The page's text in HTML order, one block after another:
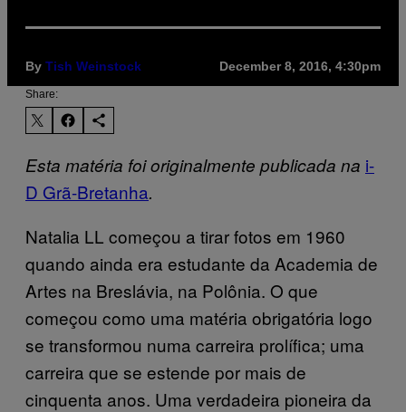
By Tish Weinstock December 8, 2016, 4:30pm
Share:
Esta matéria foi originalmente publicada na i-
D Grã-Bretanha.
Natalia LL começou a tirar fotos em 1960
quando ainda era estudante da Academia de
Artes na Breslávia, na Polônia. O que
começou como uma matéria obrigatória logo
se transformou numa carreira prolífica; uma
carreira que se estende por mais de
cinquenta anos. Uma verdadeira pioneira da